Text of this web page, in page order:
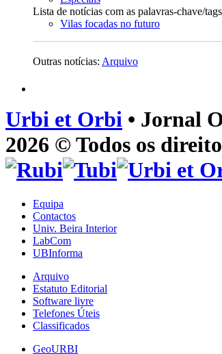
Lista de notícias com as palavras-chave/
Vilas focadas no futuro
Outras notícias: Arquivo
Urbi et Orbi • Jornal
2026 © Todos os
Equipa
Contactos
Univ. Beira Interior
LabCom
UBInforma
Arquivo
Estatuto Editorial
Software livre
Telefones Úteis
Classificados
GeoURBI